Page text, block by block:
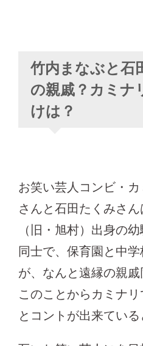
竹内まなぶと石
の親戚？カミナ
けは？
お笑い芸人コンビ・
さんと石田たくみさ
（旧・旭村）出身の
同士で、保育園と中
が、なんと遠縁の親戚
このことからカミナ
とコントが出来ている